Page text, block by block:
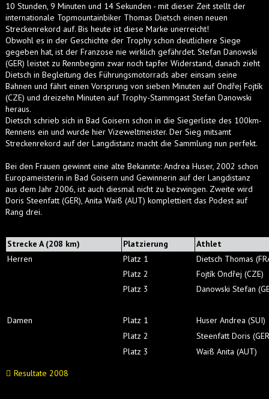
10 Stunden, 9 Minuten und 14 Sekunden - mit dieser Zeit stellt der
internationale Topmountainbiker Thomas Dietsch einen neuen
Streckenrekord auf. Bis heute ist diese Marke unerreicht!
Obwohl es in der Geschichte der Trophy schon deutlichere Siege
gegeben hat, ist der Franzose nie wirklich gefährdet. Stefan Danowski
(GER) leistet zu Rennbeginn zwar noch tapfer Widerstand, danach zieht
Dietsch in Begleitung des Führungsmotorrads aber einsam seine
Bahnen und fährt einen Vorsprung von sieben Minuten auf Ondřej Fojtík
(CZE) und dreizehn Minuten auf Trophy-Stammgast Stefan Danowski
heraus.
Dietsch schrieb sich in Bad Goisern schon in die Siegerliste des 100km-
Rennens ein und wurde hier Vizeweltmeister. Der Sieg mitsamt
Streckenrekord auf der Langdistanz macht die Sammlung nun perfekt.
Bei den Frauen gewinnt eine alte Bekannte: Andrea Huser, 2002 schon
Europameisterin in Bad Goisern und Gewinnerin auf der Langdistanz
aus dem Jahr 2006, ist auch diesmal nicht zu bezwingen. Zweite wird
Doris Steenfatt (GER), Anita Waiß (AUT) komplettiert das Podest auf
Rang drei.
Strecke A (208 km) Platzierung
Athlet
Herren
Platz 1
Dietsch Thomas
Platz 2
Fojtík Ondřej (CZE)
Platz 3
Danowski Stefan
Damen Platz 1
Huser Andrea (SUI)
Platz 2
Steenfatt Doris
Platz 3
Waiß Anita (AUT)
Resultate 2008